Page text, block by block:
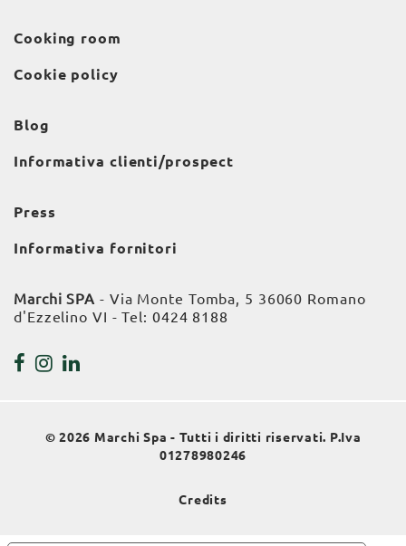
Cooking room
Cookie policy
Blog
Informativa clienti/prospect
Press
Informativa fornitori
Marchi SPA - Via Monte Tomba, 5 36060 Romano
d'Ezzelino VI - Tel: 0424 8188
© 2026 Marchi Spa - Tutti i diritti riservati. P.Iva
01278980246
Credits